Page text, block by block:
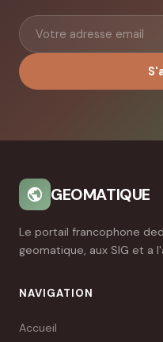
GEOMATIQUE
Le portail francophone
geomatique, aux SIG et a
NAVIGATION
Accueil